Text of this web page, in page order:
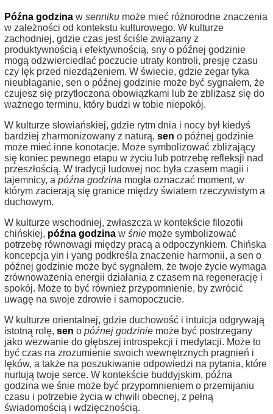
Późna godzina w senniku może mieć różnorodne znaczenia
w zależności od kontekstu kulturowego. W kulturze
zachodniej, gdzie czas jest ściśle związany z
produktywnością i efektywnością, sny o późnej godzinie
mogą odzwierciedlać poczucie utraty kontroli, presję czasu
czy lęk przed niezdążeniem. W świecie, gdzie zegar tyka
nieubłaganie, sen o późnej godzinie może być sygnałem, że
czujesz się przytłoczona obowiązkami lub że zbliżasz się do
ważnego terminu, który budzi w tobie niepokój.
W kulturze słowiańskiej, gdzie rytm dnia i nocy był kiedyś
bardziej zharmonizowany z naturą, sen o późnej godzinie
może mieć inne konotacje. Może symbolizować zbliżający
się koniec pewnego etapu w życiu lub potrzebę refleksji nad
przeszłością. W tradycji ludowej noc była czasem magii i
tajemnicy, a późna godzina mogła oznaczać moment, w
którym zacierają się granice między światem rzeczywistym a
duchowym.
W kulturze wschodniej, zwłaszcza w kontekście filozofii
chińskiej, późna godzina w śnie może symbolizować
potrzebę równowagi między pracą a odpoczynkiem. Chińska
koncepcja yin i yang podkreśla znaczenie harmonii, a sen o
późnej godzinie może być sygnałem, że twoje życie wymaga
zrównoważenia energii działania z czasem na regenerację i
spokój. Może to być również przypomnienie, by zwrócić
uwagę na swoje zdrowie i samopoczucie.
W kulturze orientalnej, gdzie duchowość i intuicja odgrywają
istotną rolę, sen o późnej godzinie może być postrzegany
jako wezwanie do głębszej introspekcji i medytacji. Może to
być czas na zrozumienie swoich wewnętrznych pragnień i
lęków, a także na poszukiwanie odpowiedzi na pytania, które
nurtują twoje serce. W kontekście buddyjskim, późna
godzina we śnie może być przypomnieniem o przemijaniu
czasu i potrzebie życia w chwili obecnej, z pełną
świadomością i wdzięcznością.